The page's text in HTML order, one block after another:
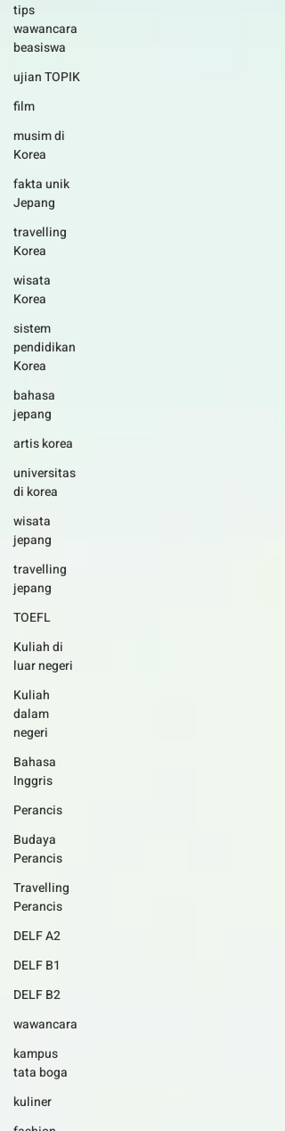
tips
wawancara
beasiswa
ujian TOPIK
film
musim di
Korea
fakta unik
Jepang
travelling
Korea
wisata
Korea
sistem
pendidikan
Korea
bahasa
jepang
artis korea
universitas
di korea
wisata
jepang
travelling
jepang
TOEFL
Kuliah di
luar negeri
Kuliah
dalam
negeri
Bahasa
Inggris
Perancis
Budaya
Perancis
Travelling
Perancis
DELF A2
DELF B1
DELF B2
wawancara
kampus
tata boga
kuliner